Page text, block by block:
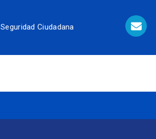
Seguridad Ciudadana